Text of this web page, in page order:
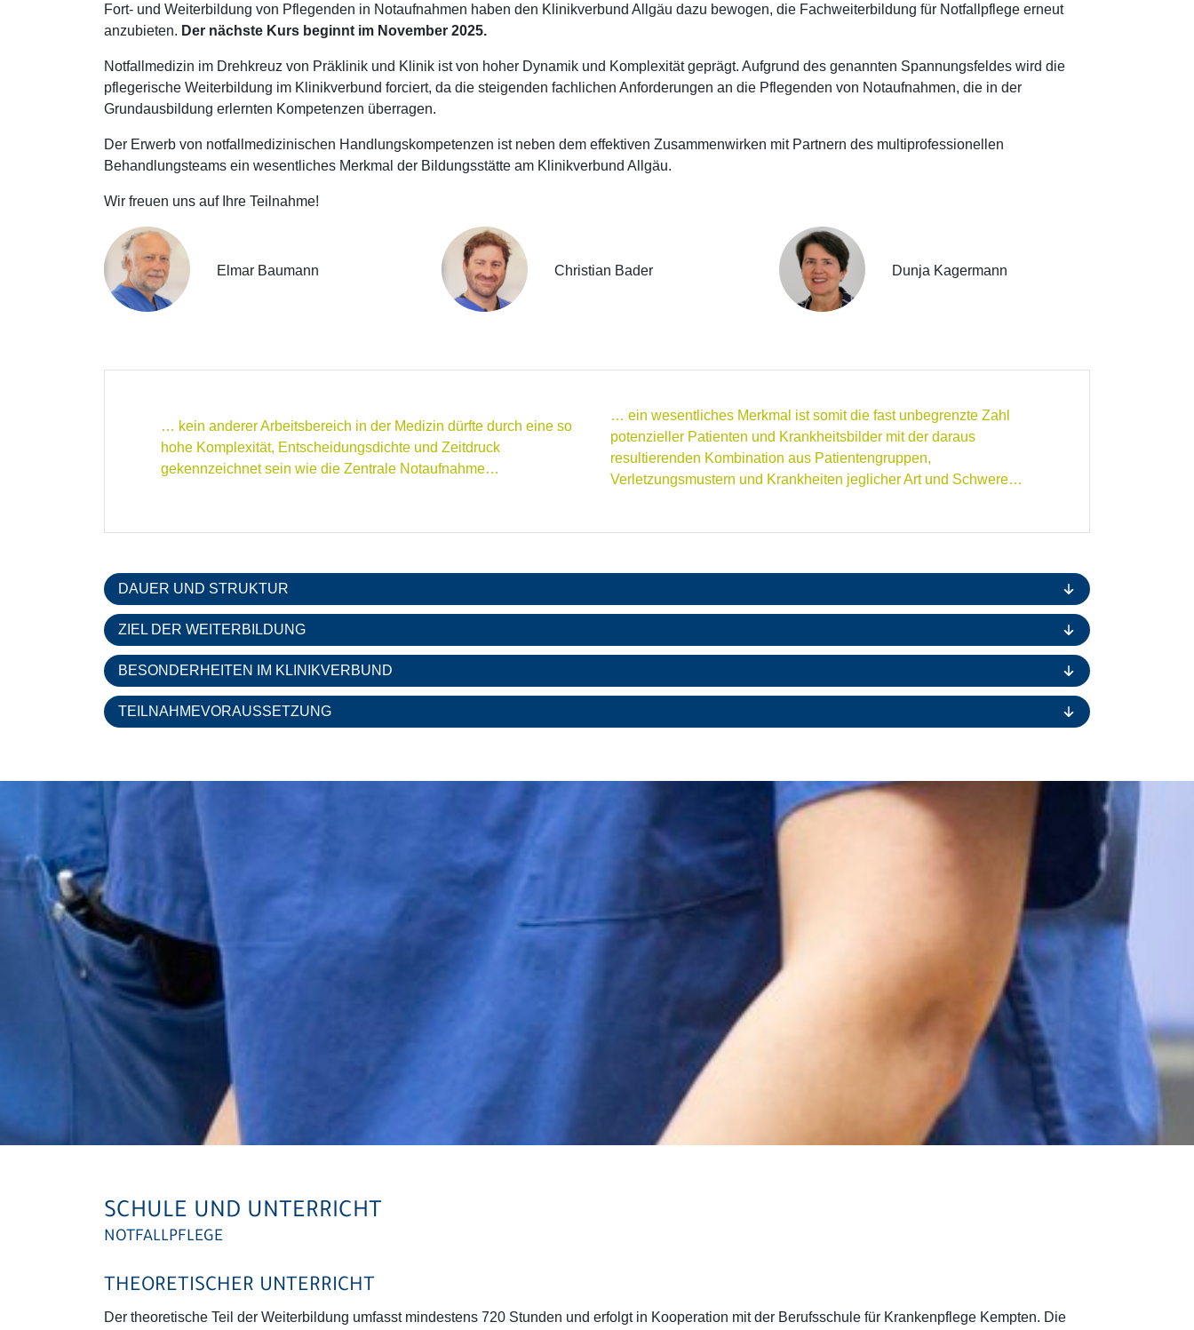
Fort- und Weiterbildung von Pflegenden in Notaufnahmen haben den Klinikverbund Allgäu dazu bewogen, die Fachweiterbildung für Notfallpflege erneut
anzubieten. Der nächste Kurs beginnt im November 2025.
Notfallmedizin im Drehkreuz von Präklinik und Klinik ist von hoher Dynamik und Komplexität geprägt. Aufgrund des genannten Spannungsfeldes wird die
pflegerische Weiterbildung im Klinikverbund forciert, da die steigenden fachlichen Anforderungen an die Pflegenden von Notaufnahmen, die in der
Grundausbildung erlernten Kompetenzen überragen.
Der Erwerb von notfallmedizinischen Handlungskompetenzen ist neben dem effektiven Zusammenwirken mit Partnern des multiprofessionellen
Behandlungsteams ein wesentliches Merkmal der Bildungsstätte am Klinikverbund Allgäu.
Wir freuen uns auf Ihre Teilnahme!
Elmar Baumann Christian Bader Dunja Kagermann
… kein anderer Arbeitsbereich in der Medizin dürfte durch eine so
hohe Komplexität, Entscheidungsdichte und Zeitdruck
gekennzeichnet sein wie die Zentrale Notaufnahme…
… ein wesentliches Merkmal ist somit die fast unbegrenzte Zahl
potenzieller Patienten und Krankheitsbilder mit der daraus
resultierenden Kombination aus Patientengruppen,
Verletzungsmustern und Krankheiten jeglicher Art und Schwere…
DAUER UND STRUKTUR
ZIEL DER WEITERBILDUNG
BESONDERHEITEN IM KLINIKVERBUND
TEILNAHMEVORAUSSETZUNG
SCHULE UND UNTERRICHT
NOTFALLPFLEGE
THEORETISCHER UNTERRICHT
Der theoretische Teil der Weiterbildung umfasst mindestens 720 Stunden und erfolgt in Kooperation mit der Berufsschule für Krankenpflege Kempten. Die